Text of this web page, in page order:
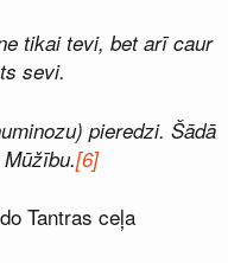
tikai tevi, bet arī caur
sevi.
pieredzi. Šādā
[6]
Tantras ceļa